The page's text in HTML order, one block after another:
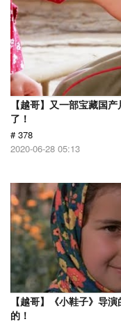
【越哥】又一部宝藏国
了！
# 378
2020-06-28 05:13
【越哥】《小鞋子》导
的！